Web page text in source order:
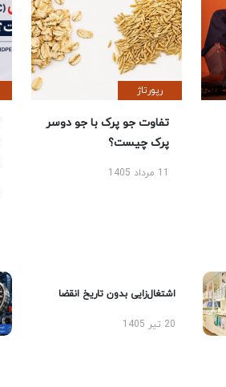
رپورتاژ
تفاوت جو پرک با جو دوسر
پرک چیست؟
11 مرداد 1405
اشتغال‌زایی بدون تاریخ انقضا
20 تیر 1405